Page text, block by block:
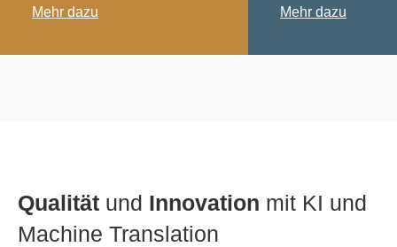
Mehr dazu Mehr dazu
Qualität und Innovation mit KI und
Machine Translation